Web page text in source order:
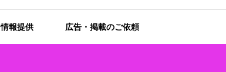
情報提供 広告・掲載のご依頼